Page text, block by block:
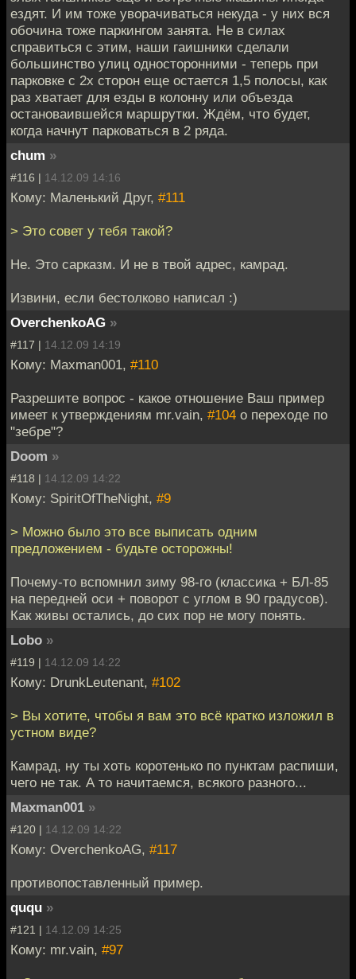
ездят. И им тоже уворачиваться некуда - у них вся
обочина тоже паркингом занята. Не в силах
справиться с этим, наши гаишники сделали
большинство улиц односторонними - теперь при
парковке с 2х сторон еще остается 1,5 полосы, как
раз хватает для езды в колонну или объезда
остановаившейся маршрутки. Ждём, что будет,
когда начнут парковаться в 2 ряда.
chum »
#116 | 14.12.09 14:16
Кому: Маленький Друг, #111
> Это совет у тебя такой?
Не. Это сарказм. И не в твой адрес, камрад.
Извини, если бестолково написал :)
OverchenkoAG »
#117 | 14.12.09 14:19
Кому: Maxman001, #110
Разрешите вопрос - какое отношение Ваш пример
имеет к утверждениям mr.vain, #104 о переходе по
"зебре"?
Doom »
#118 | 14.12.09 14:22
Кому: SpiritOfTheNight, #9
> Можно было это все выписать одним
предложением - будьте осторожны!
Почему-то вспомнил зиму 98-го (классика + БЛ-85
на передней оси + поворот с углом в 90 градусов).
Как живы остались, до сих пор не могу понять.
Lobo »
#119 | 14.12.09 14:22
Кому: DrunkLeutenant, #102
> Вы хотите, чтобы я вам это всё кратко изложил в
устном виде?
Камрад, ну ты хоть коротенько по пунктам распиши,
чего не так. А то начитаемся, всякого разного...
Maxman001 »
#120 | 14.12.09 14:22
Кому: OverchenkoAG, #117
противопоставленный пример.
ququ »
#121 | 14.12.09 14:25
Кому: mr.vain, #97